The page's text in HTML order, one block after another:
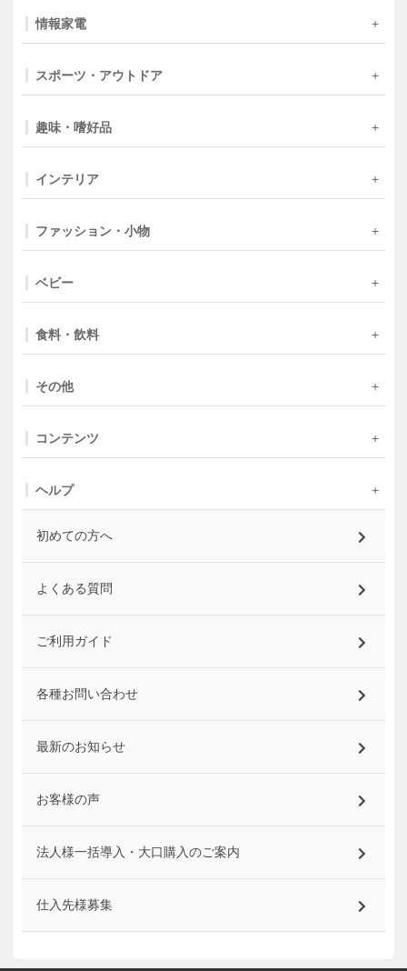
情報家電
スポーツ・アウトドア
趣味・嗜好品
インテリア
ファッション・小物
ベビー
食料・飲料
その他
コンテンツ
ヘルプ
初めての方へ
よくある質問
ご利用ガイド
各種お問い合わせ
最新のお知らせ
お客様の声
法人様一括導入・大口購入のご案内
仕入先様募集